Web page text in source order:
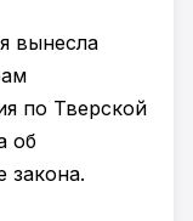
вынесла
по Тверской
об
закона.